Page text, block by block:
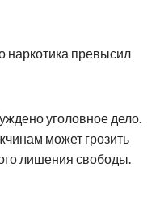
наркотика превысил
уголовное дело.
может грозить
лишения свободы.